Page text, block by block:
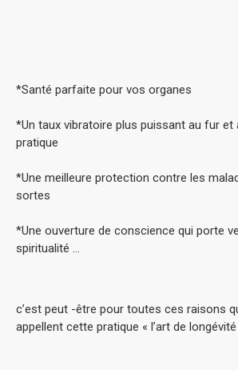
*Santé parfaite pour vos organes
*Un taux vibratoire plus puissant au fur et
pratique
*Une meilleure protection contre les
sortes
*Une ouverture de conscience qui porte
spiritualité ...
c’est peut -être pour toutes ces raisons
appellent cette pratique « l’art de